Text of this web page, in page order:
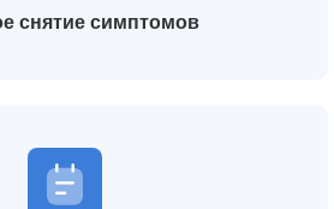
снятие симптомов